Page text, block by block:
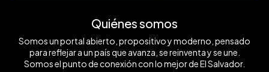
Quiénes somos
Somos un portal abierto, propositivo y moderno, pensado
para reflejar a un país que avanza, se reinventa y se une.
Somos el punto de conexión con lo mejor de El Salvador.